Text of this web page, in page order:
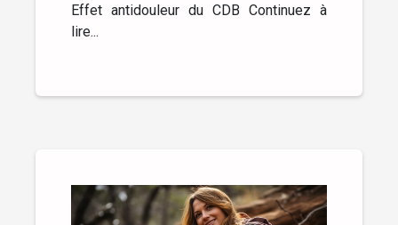
Effet antidouleur du CDB Continuez à
lire...